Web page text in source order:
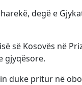
degë e
së Kosovës në
gjyqësore.
duke pritur në